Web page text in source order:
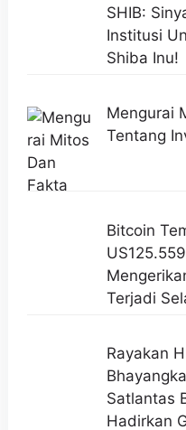
SHIB:
Institusi
Shiba Inu!
Mengurai
Tentang
Bitcoin
Terjadi
Rayakan
Satlantas
Hadirkan